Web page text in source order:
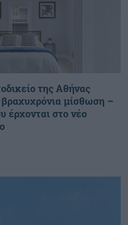
της Αθήνας
μίσθωση –
έρχονται στο νέο